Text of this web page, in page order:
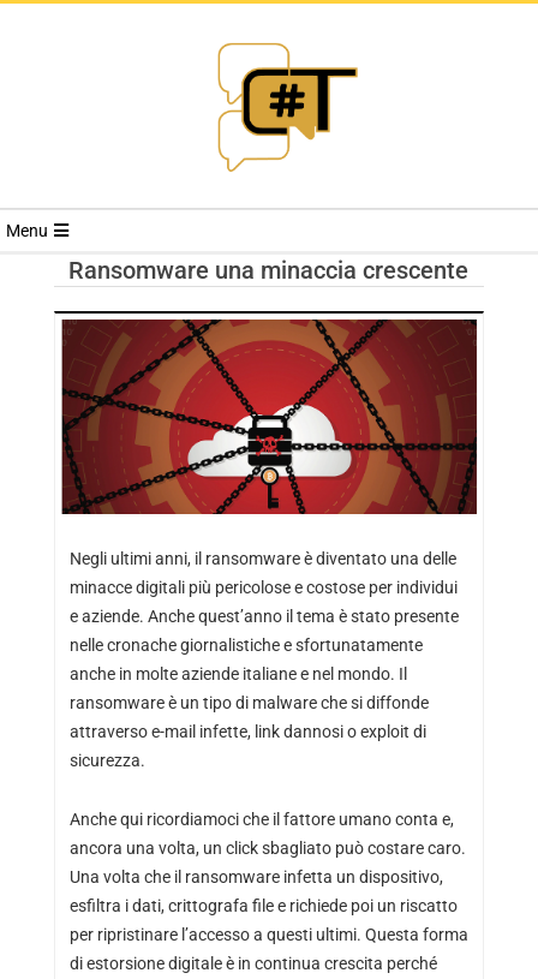
RIVISTA
TRENDS
Menu
Ransomware una minaccia crescente
Negli ultimi anni, il ransomware è diventato una delle
minacce digitali più pericolose e costose per individui
e aziende. Anche quest’anno il tema è stato presente
nelle cronache giornalistiche e sfortunatamente
anche in molte aziende italiane e nel mondo. Il
ransomware è un tipo di malware che si diffonde
attraverso e-mail infette, link dannosi o exploit di
sicurezza.
Anche qui ricordiamoci che il fattore umano conta e,
ancora una volta, un click sbagliato può costare caro.
Una volta che il ransomware infetta un dispositivo,
esfiltra i dati, crittografa file e richiede poi un riscatto
per ripristinare l’accesso a questi ultimi. Questa forma
di estorsione digitale è in continua crescita perché